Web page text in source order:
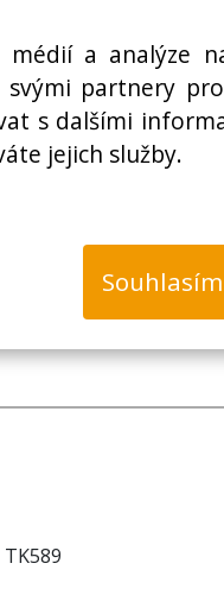
a analýze
partnery
s dalšími
jejich služby.